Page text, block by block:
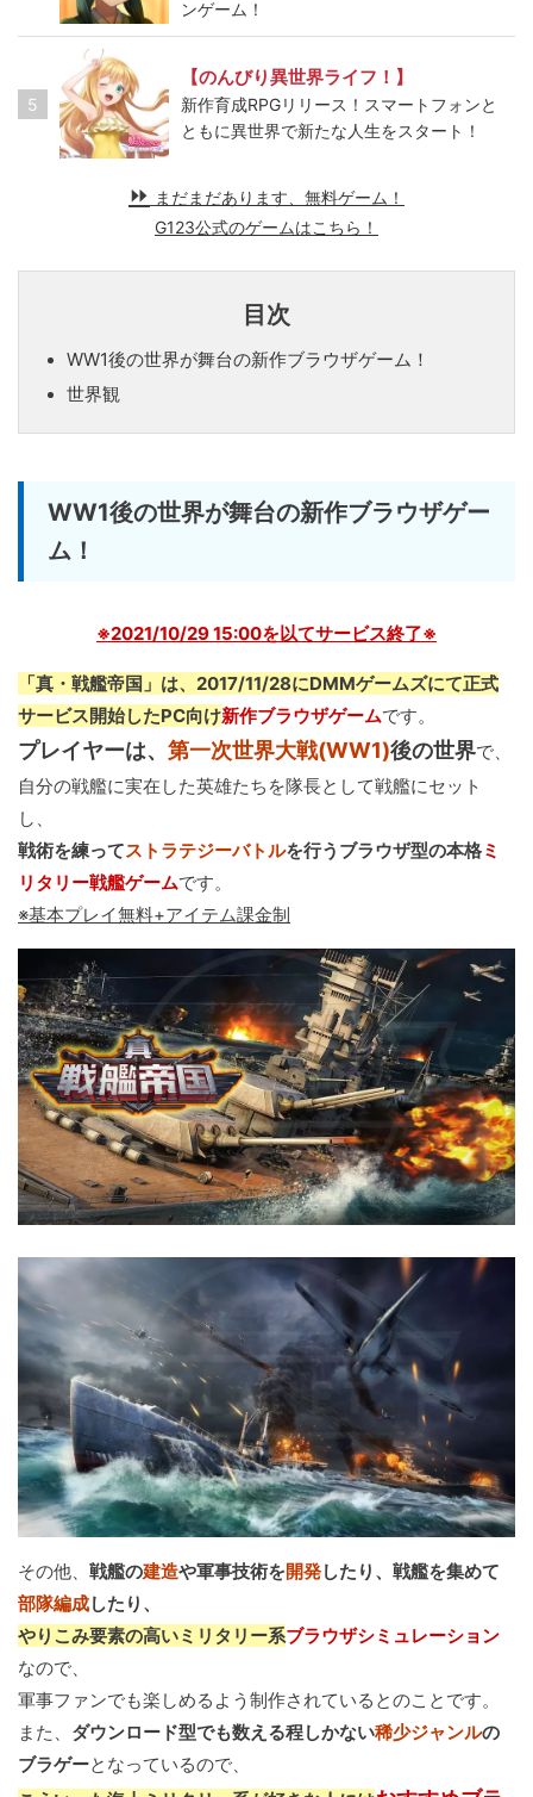
ンゲーム！
5
【のんびり異世界ライフ！】
新作育成RPGリリース！スマートフォンと
ともに異世界で新たな人生をスタート！
まだまだあります、無料ゲーム！
G123公式のゲームはこちら！
目次
WW1後の世界が舞台の新作ブラウザゲーム！
世界観
WW1後の世界が舞台の新作ブラウザゲー
ム！
※2021/10/29 15:00を以てサービス終了※
「真・戦艦帝国」は、2017/11/28にDMMゲームズにて正式
サービス開始したPC向け新作ブラウザゲームです。
プレイヤーは、 第一次世界大戦(WW1)後の世界で、
自分の戦艦に実在した英雄たちを隊長として戦艦にセット
し、
戦術を練ってストラテジーバトルを行うブラウザ型の本格ミ
リタリー戦艦ゲームです。
※基本プレイ無料+アイテム課金制
その他、 戦艦の建造や軍事技術を開発したり、戦艦を集めて
部隊編成したり、
やりこみ要素の高いミリタリー系ブラウザシミュレーション
なので、
軍事ファンでも楽しめるよう制作されているとのことです。
また、 ダウンロード型でも数える程しかない稀少ジャンルの
ブラゲーとなっているので、